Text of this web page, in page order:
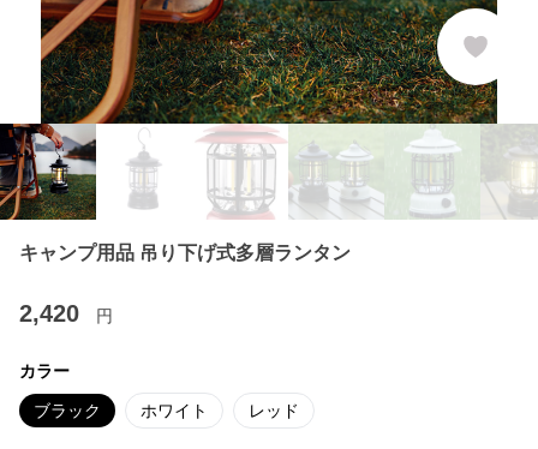
キャンプ用品 吊り下げ式多層ランタン
2,420 円
カラー
ブラック ホワイト レッド